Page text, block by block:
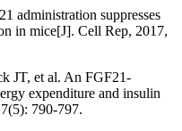
administration suppresses
in mice[J]. Cell Rep, 2017,
JT, et al. An FGF21-
expenditure and insulin
790-797.